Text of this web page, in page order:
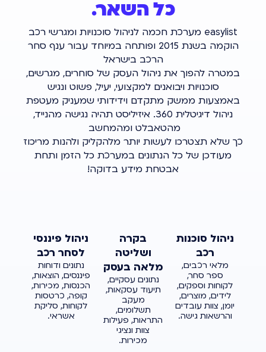
כל השאר.
easylist מערכת חכמה לניהול סוכנויות ומגרשי רכב
הוקמה בשנת 2015 ופותחה במיוחד עבור ענף סחר
הרכב בישראל
במטרה להפוך את ניהול העסק של סוחרים, מגרשים,
סוכנויות ויבואנים למקצועי, יעיל, פשוט ונגיש
באמצעות ממשק מתקדם וידידותי שמעניק מעטפת
ניהול דיגיטלית 360. איזיליסט תהיה נגישה מהנייד,
מהטאבלט ומהמחשב
כך שלא תצטרכו לעשות יותר מלהקליק ולהנות מריכוז
מעודכן של כל הנתונים במערכת כל הזמן ותחת
אבטחת מידע בדוקה!
ניהול סוכנות
רכב
מלאי רכבים,
ספר סחר,
לקוחות וספקים,
לידים, מוצרים,
יומן, צוות עובדים
והרשאות גישה.
בקרה
ושליטה
מלאה בעסק
נתונים עסקיים,
תיעוד עסקאות,
מעקב
תשלומים,
התראות, פעילות
צוות ונציגי
מכירות.
ניהול פיננסי
לסחר רכב
נתונים ודוחות
פיננסים, הוצאות,
הכנסות, מכירות,
קופה, כרטסות
לקוחות, סליקת
אשראי.